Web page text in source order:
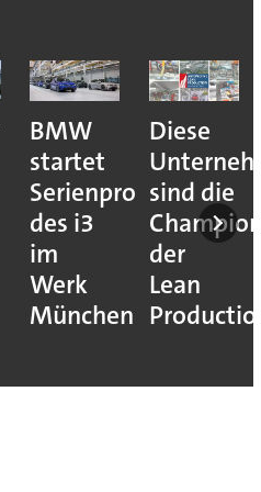
BMW
startet
Serienproduktion
des i3
im
Werk
München
Diese
sind die
der
Lean